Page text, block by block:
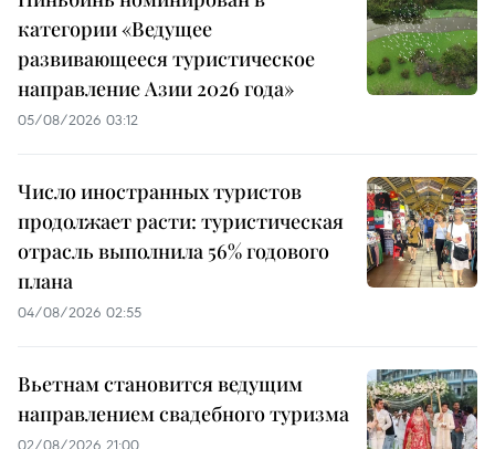
категории «Ведущее
развивающееся туристическое
направление Азии 2026 года»
05/08/2026 03:12
Число иностранных туристов
продолжает расти: туристическая
отрасль выполнила 56% годового
плана
04/08/2026 02:55
Вьетнам становится ведущим
направлением свадебного туризма
02/08/2026 21:00